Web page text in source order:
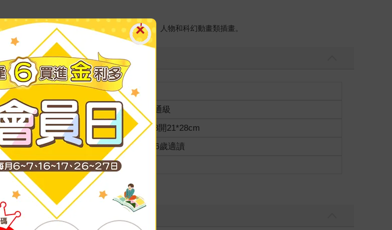
畫師，擅長水彩、綜合材料插畫，以及動物、人物和科幻動畫類插畫。
裝訂
分級
普通級
商品規格
菊8開21*28cm
適讀年齡
4~6歲適讀
級別